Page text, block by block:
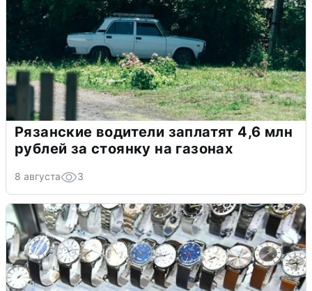
Рязанские водители заплатят 4,6 млн
рублей за стоянку на газонах
8 августа 3